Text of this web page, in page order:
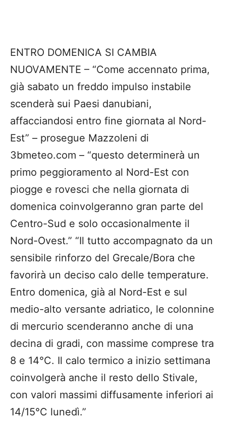
ENTRO DOMENICA SI CAMBIA
NUOVAMENTE – “Come accennato prima,
già sabato un freddo impulso instabile
scenderà sui Paesi danubiani,
affacciandosi entro fine giornata al Nord-
Est” – prosegue Mazzoleni di
3bmeteo.com – “questo determinerà un
primo peggioramento al Nord-Est con
piogge e rovesci che nella giornata di
domenica coinvolgeranno gran parte del
Centro-Sud e solo occasionalmente il
Nord-Ovest.” “Il tutto accompagnato da un
sensibile rinforzo del Grecale/Bora che
favorirà un deciso calo delle temperature.
Entro domenica, già al Nord-Est e sul
medio-alto versante adriatico, le colonnine
di mercurio scenderanno anche di una
decina di gradi, con massime comprese tra
8 e 14°C. Il calo termico a inizio settimana
coinvolgerà anche il resto dello Stivale,
con valori massimi diffusamente inferiori ai
14/15°C lunedì.”